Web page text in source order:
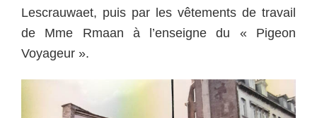
Lescrauwaet, puis par les vêtements de travail
de Mme Rmaan à l’enseigne du « Pigeon
Voyageur ».